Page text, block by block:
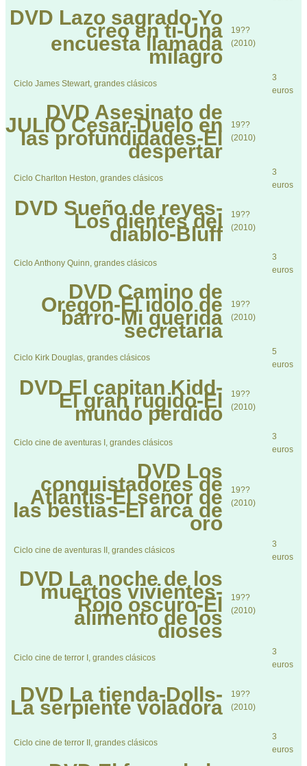
DVD Lazo sagrado-Yo
creo en ti-Una
encuesta llamada
milagro
19??
(2010)
Ciclo James Stewart, grandes clásicos
3
euros
DVD Asesinato de
JULIO Cesar-Duelo en
las profundidades-El
despertar
19??
(2010)
Ciclo Charlton Heston, grandes clásicos
3
euros
DVD Sueño de reyes-
Los dientes del
diablo-Bluff
19??
(2010)
Ciclo Anthony Quinn, grandes clásicos
3
euros
DVD Camino de
Oregon-El idolo de
barro-Mi querida
secretaria
19??
(2010)
Ciclo Kirk Douglas, grandes clásicos
5
euros
DVDEl capitan Kidd-
El gran rugido-El
mundo perdido
19??
(2010)
Ciclo cine de aventuras I, grandes clásicos
3
euros
DVD Los
conquistadores de
Atlantis-El señor de
las bestias-El arca de
oro
19??
(2010)
Ciclo cine de aventuras II, grandes clásicos
3
euros
DVD La noche de los
muertos vivientes-
Rojo oscuro-El
alimento de los
dioses
19??
(2010)
Ciclo cine de terror I, grandes clásicos
3
euros
DVD La tienda-Dolls-
La serpiente voladora
19??
(2010)
Ciclo cine de terror II, grandes clásicos
3
euros